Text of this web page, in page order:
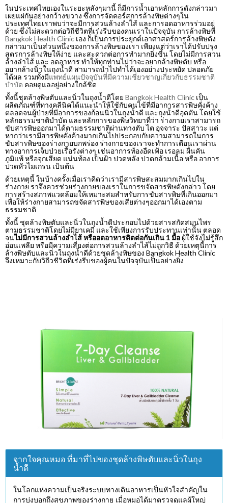
ในประเทศไทยเองในระยะหลังๆมานี้ ก็มีการน้ำเอาหลักการดังกล่าวมา
เผยแผ่กันอย่างกว้างขวาง ซึ่งการจัดคอร์สการล้างพิษต่างๆใน
ประเทศไทยเราพบว่าจะมีการสวนล้างลำไส้ และการอดอาหารร่วมอยู่
ด้วย ซึ่งไม่สะดวกต่อวิถีชีวิตที่เร่งรีบของคนเราในปัจจุบัน การล้างพิษที่
Bangkok Health Clinic เอง ก็เป็นการประยุกต์เอาศาสตร์การล้างพิษดัง
กล่าวมาเป็นส่วนหนึ่งของการล้างพิษของเรา เพียงแต่ว่าเราได้ปรับปรุง
สูตรการล้างพิษให้ง่าย และสะดวกต่อการทำมากยิ่งขี้น โดยไม่มีการสวน
ล้างลำไส้ และ อดอาหาร ทำให้ทุกท่านไม่ว่าจะอยากล้างพิษตับ หรือ
อยากล้างนิ่วในถุงน้ำดี สามารถนำไปทำได้เองอย่างประหยัด ปลอดภัย
ได้ผล รวมทั้งมีแพทย์แผนปัจจุบันที่มีความเชี่ยวชาญเกี่ยวกับธรรมชาติ
บำบัด คอยดูแลอยู่อย่างใกล้ชิด
ทั้งนี้ชุดล้างพิษตับและนิ่วในถุงน้ำดีโดย Bangkok Health Clinic เป็น
ผลิตภัณฑ์ที่ทางคลีนิคได้แนะนำให้ใช้กับคนไข้ที่มีอาการสารพิษคั่งค้าง
ตลอดจนผู้ป่วยที่มีอาการของก้อนนิ่วในถุงน้ำดี และถุงน้ำดีอุดตัน โดยใช้
หลักธรรมชาติบำบัด และหลักการของพิษวิทยาที่ว่า ร่างกายเราสามารถ
ขับสารพิษออกมาได้ตามธรรมชาติผ่านทางตับ ไต อุจจาระ ปัสสาวะ แต่
หากว่าเรามีสารพิษคั่งค้างมากเกินไปประกอบกับความสามารถในการ
ขับสารพิษของร่างกายบกพร่อง ร่างกายของเราจะทำการเตือนเราผ่าน
ทางอาการเจ็บป่วยเรื้อรังต่างๆ เช่นอาการท้องอืดเฟ้อ เรอลม ผื่นคัน
ภูมิแพ้ หรือจุกเสียด แน่นท้อง เป็นฝ้า ปวดหลัง ปวดกล้ามเนื้อ หรือ อาการ
ปวดหัวไมเกรน เป้นต้น
ด้วยเหตุนี้ ในบ้างครั้งเมื่อเราคิดว่าเรามีสารพิษสะสมมากเกินไปใน
ร่างกาย ราจึงควรช่วยร่างกายของเราในการขจัดสารพิษดังกล่าว โดย
การสร้างสภาพแวดล้อมให้เหมาะสมสำหรับการขับสารพิษที่เกินออกมา
เพื่อให้ร่างกายสามารถขจัดสารพิษของเสียต่างๆออกมาได้เองตาม
ธรรมชาติ
ทั้งนี้ ชุดล้างพิษตับและนิ่วในถุงน้ำดีประกอบไปด้วยสารสกัดสมุนไพร
ตามธรรมชาติโดยไม่มียาเคมี และใช้เพียงการรับประทานเท่านั้น ตลอด
จนไม่มีการสวนล้างลำไส้ หรืออดอาหารติดต่อกันเกิน 1 มื้อ ผู้ใช้จังไม่รู้สึก
อ่อนเพลีย หรือมีความเสี่ยงต่อการสวนล้างลำไส้ไม่ถูกวิธี ด้วยเหตุนี้การ
ล้างพิษตับและนิ่วในถุงน้ำดีด้วยชุดล้างพิษของ Bangkok Health Clinic
จึงเหมาะกับวิถีวชีวิตที่เร่งรีบของผู้คนในปัจจุบันเป็นอย่างยิ่ง
จากใจคุณหมอ ที่มาที่ไปของชุดล้างพิษตับและนิ่วในถุง
น้ำดี
ในโลกแห่งความเป็นจริงระบบทางเดินอาหารเป็นหัวใจสำคัญใน
การบ่งบอกถึงสุขภาพของร่างกาย เมื่อหมอได้มาตรวจดูแลผู้ใหญ่